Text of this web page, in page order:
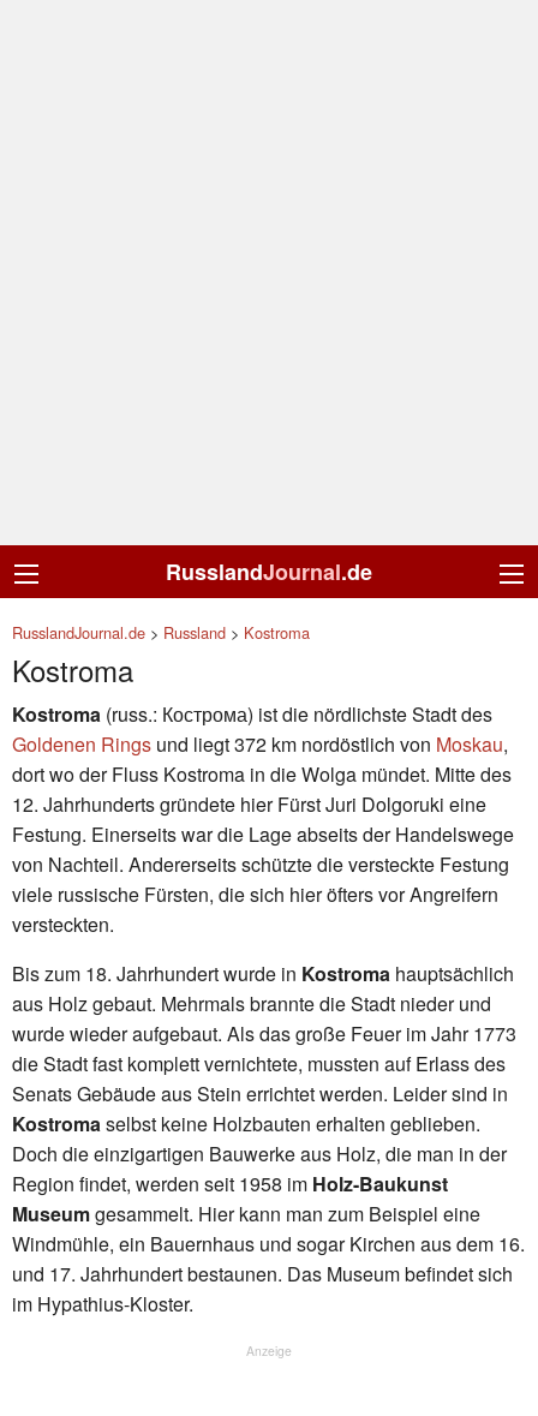
RusslandJournal.de
RusslandJournal.de > Russland > Kostroma
Kostroma
Kostroma (russ.: Кострома) ist die nördlichste Stadt des
Goldenen Rings und liegt 372 km nordöstlich von Moskau,
dort wo der Fluss Kostroma in die Wolga mündet. Mitte des
12. Jahrhunderts gründete hier Fürst Juri Dolgoruki eine
Festung. Einerseits war die Lage abseits der Handelswege
von Nachteil. Andererseits schützte die versteckte Festung
viele russische Fürsten, die sich hier öfters vor Angreifern
versteckten.
Bis zum 18. Jahrhundert wurde in Kostroma hauptsächlich
aus Holz gebaut. Mehrmals brannte die Stadt nieder und
wurde wieder aufgebaut. Als das große Feuer im Jahr 1773
die Stadt fast komplett vernichtete, mussten auf Erlass des
Senats Gebäude aus Stein errichtet werden. Leider sind in
Kostromaselbst keine Holzbauten erhalten geblieben.
Doch die einzigartigen Bauwerke aus Holz, die man in der
Region findet, werden seit 1958 im Holz-Baukunst
Museumgesammelt. Hier kann man zum Beispiel eine
Windmühle, ein Bauernhaus und sogar Kirchen aus dem 16.
und 17. Jahrhundert bestaunen. Das Museum befindet sich
im Hypathius-Kloster.
Anzeige